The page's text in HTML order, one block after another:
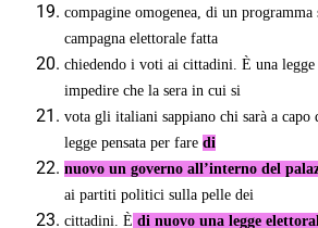
compagine omogenea, di un
campagna elettorale fatta
chiedendo i voti ai cittadini. È una legge
impedire che la sera in cui si
vota gli italiani sappiano chi sarà a
legge pensata per fare di
nuovo un governo all’interno del
ai partiti politici sulla pelle dei
cittadini. È di nuovo una legge